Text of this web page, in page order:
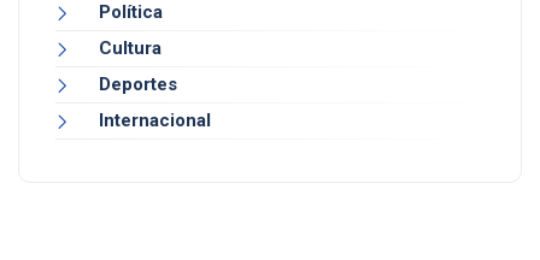
Política
Cultura
Deportes
Internacional